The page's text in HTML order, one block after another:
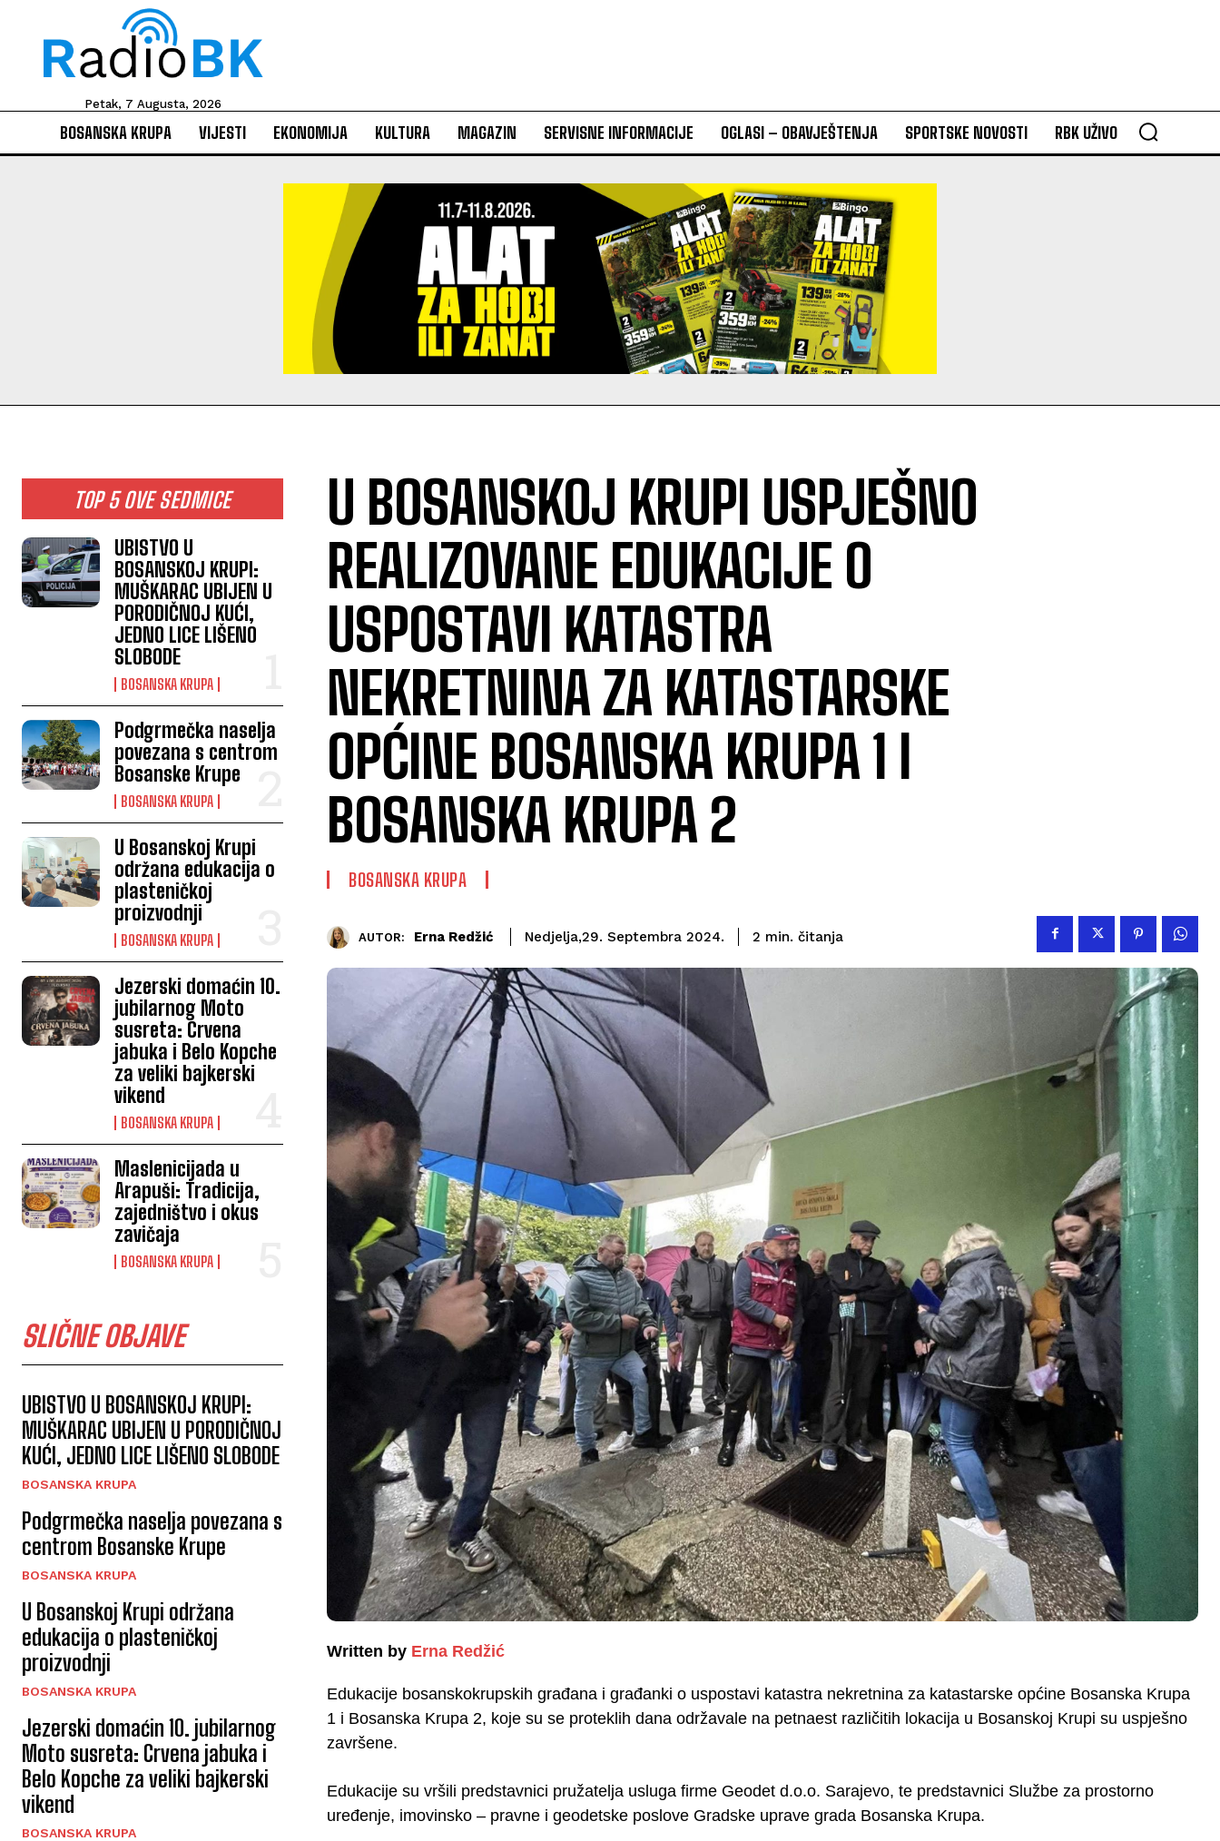
Petak, 7 Augusta, 2026
BOSANSKA KRUPA VIJESTI EKONOMIJA KULTURA MAGAZIN SERVISNE INFORMACIJE OGLASI – OBAVJEŠTENJA SPORTSKE NOVOSTI RBK UŽIVO
TOP 5 OVE SEDMICE
UBISTVO U
BOSANSKOJ KRUPI:
MUŠKARAC UBIJEN U
PORODIČNOJ KUĆI,
JEDNO LICE LIŠENO
SLOBODE
BOSANSKA KRUPA
Podgrmečka naselja
povezana s centrom
Bosanske Krupe
BOSANSKA KRUPA
U Bosanskoj Krupi
održana edukacija o
plasteničkoj
proizvodnji
BOSANSKA KRUPA
Jezerski domaćin 10.
jubilarnog Moto
susreta: Crvena
jabuka i Belo Kopche
za veliki bajkerski
vikend
BOSANSKA KRUPA
Maslenicijada u
Arapuši: Tradicija,
zajedništvo i okus
zavičaja
BOSANSKA KRUPA
SLIČNE OBJAVE
UBISTVO U BOSANSKOJ KRUPI:
MUŠKARAC UBIJEN U PORODIČNOJ
KUĆI, JEDNO LICE LIŠENO SLOBODE
BOSANSKA KRUPA
Podgrmečka naselja povezana s
centrom Bosanske Krupe
BOSANSKA KRUPA
U Bosanskoj Krupi održana
edukacija o plasteničkoj
proizvodnji
BOSANSKA KRUPA
Jezerski domaćin 10. jubilarnog
Moto susreta: Crvena jabuka i
Belo Kopche za veliki bajkerski
vikend
BOSANSKA KRUPA
U BOSANSKOJ KRUPI USPJEŠNO
REALIZOVANE EDUKACIJE O
USPOSTAVI KATASTRA
NEKRETNINA ZA KATASTARSKE
OPĆINE BOSANSKA KRUPA 1 I
BOSANSKA KRUPA 2
BOSANSKA KRUPA
AUTOR: Erna Redžić Nedjelja,29. Septembra 2024. 2 min. čitanja
Written by Erna Redžić
Edukacije bosanskokrupskih građana i građanki o uspostavi katastra nekretnina za katastarske općine Bosanska Krupa
1 i Bosanska Krupa 2, koje su se proteklih dana održavale na petnaest različitih lokacija u Bosanskoj Krupi su uspješno
završene.
Edukacije su vršili predstavnici pružatelja usluga firme Geodet d.o.o. Sarajevo, te predstavnici Službe za prostorno
uređenje, imovinsko – pravne i geodetske poslove Gradske uprave grada Bosanska Krupa.